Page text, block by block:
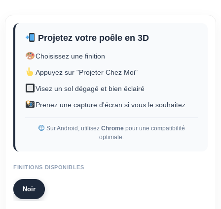
Projetez votre poêle en 3D
Choisissez une finition
Appuyez sur "Projeter Chez Moi"
Visez un sol dégagé et bien éclairé
Prenez une capture d'écran si vous le souhaitez
Sur Android, utilisez Chromepour une compatibilité
optimale.
FINITIONS DISPONIBLES
Noir